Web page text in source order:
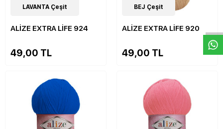
19Çeşit
LAVANTA Çeşit
ALİZE EXTRA LİFE 924
49,00 TL
19Çeşit
BEJ Çeşit
ALİZE EXTRA LİFE 920
49,00 TL